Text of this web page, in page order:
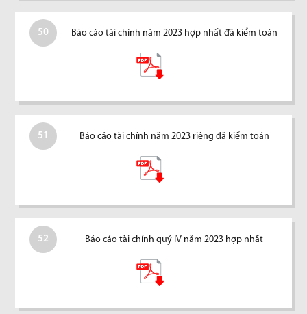
50 Báo cáo tài chính năm 2023 hợp nhất đã kiểm toán
51 Báo cáo tài chính năm 2023 riêng đã kiểm toán
52 Báo cáo tài chính quý IV năm 2023 hợp nhất